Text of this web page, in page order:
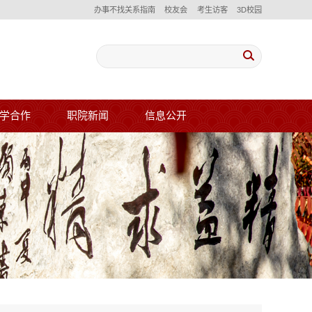
办事不找关系指南 校友会 考生访客 3D校园
合作 职院新闻 信息公开